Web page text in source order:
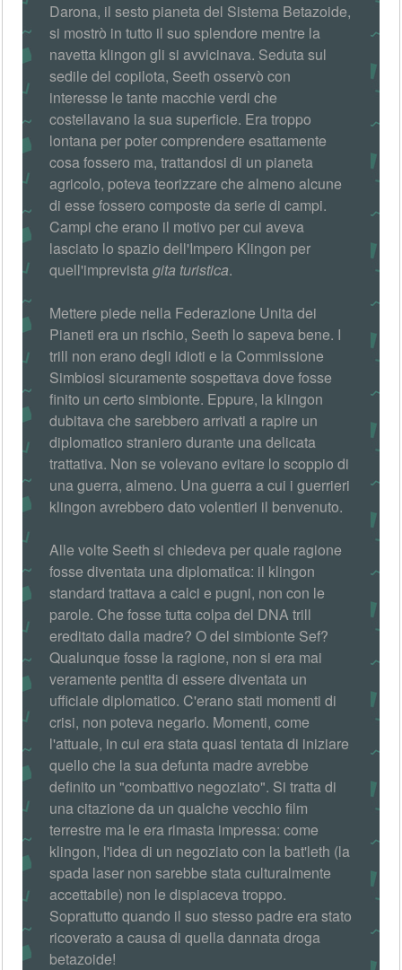
Darona, il sesto pianeta del Sistema Betazoide,
si mostrò in tutto il suo splendore mentre la
navetta klingon gli si avvicinava. Seduta sul
sedile del copilota, Seeth osservò con
interesse le tante macchie verdi che
costellavano la sua superficie. Era troppo
lontana per poter comprendere esattamente
cosa fossero ma, trattandosi di un pianeta
agricolo, poteva teorizzare che almeno alcune
di esse fossero composte da serie di campi.
Campi che erano il motivo per cui aveva
lasciato lo spazio dell'Impero Klingon per
quell'imprevistagita turistica.
Mettere piede nella Federazione Unita dei
Pianeti era un rischio, Seeth lo sapeva bene. I
trill non erano degli idioti e la Commissione
Simbiosi sicuramente sospettava dove fosse
finito un certo simbionte. Eppure, la klingon
dubitava che sarebbero arrivati a rapire un
diplomatico straniero durante una delicata
trattativa. Non se volevano evitare lo scoppio di
una guerra, almeno. Una guerra a cui i guerrieri
klingon avrebbero dato volentieri il benvenuto.
Alle volte Seeth si chiedeva per quale ragione
fosse diventata una diplomatica: il klingon
standard trattava a calci e pugni, non con le
parole. Che fosse tutta colpa del DNA trill
ereditato dalla madre? O del simbionte Sef?
Qualunque fosse la ragione, non si era mai
veramente pentita di essere diventata un
ufficiale diplomatico. C'erano stati momenti di
crisi, non poteva negarlo. Momenti, come
l'attuale, in cui era stata quasi tentata di iniziare
quello che la sua defunta madre avrebbe
definito un "combattivo negoziato". Si tratta di
una citazione da un qualche vecchio film
terrestre ma le era rimasta impressa: come
klingon, l'idea di un negoziato con la bat'leth (la
spada laser non sarebbe stata culturalmente
accettabile) non le dispiaceva troppo.
Soprattutto quando il suo stesso padre era stato
ricoverato a causa di quella dannata droga
betazoide!